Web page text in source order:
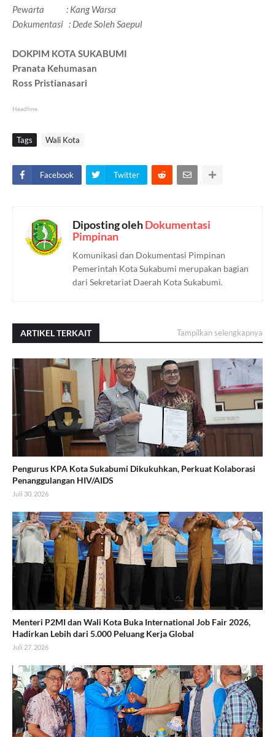
Pewarta : Kang Warsa
Dokumentasi : Dede Soleh Saepul
DOKPIM KOTA SUKABUMI
Pranata Kehumasan
Ross Pristianasari
Headline
Tags Wali Kota
Facebook Twitter
Diposting olehDokumentasi
Pimpinan
Komunikasi dan Dokumentasi Pimpinan
Pemerintah Kota Sukabumi merupakan bagian
dari Sekretariat Daerah Kota Sukabumi.
ARTIKEL TERKAIT Tampilkan selengkapnya
Pengurus KPA Kota Sukabumi Dikukuhkan, Perkuat Kolaborasi
Penanggulangan HIV/AIDS
Juli 30, 2026
Menteri P2MI dan Wali Kota Buka International Job Fair 2026,
Hadirkan Lebih dari 5.000 Peluang Kerja Global
Juli 27, 2026